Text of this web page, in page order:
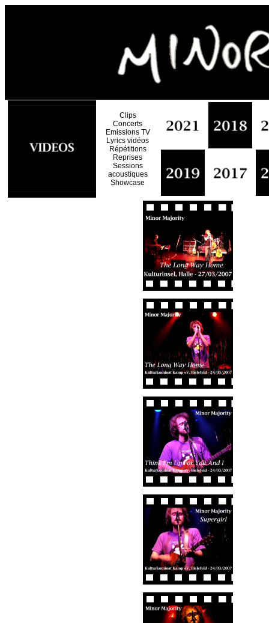
Clips
Concerts
Emissions TV
Lyrics vidéos
Répétitions
Reprises
Sessions
acoustiques
Showcase